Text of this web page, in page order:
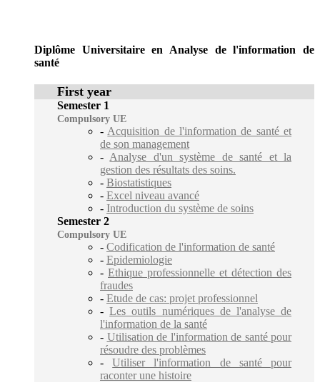
Diplôme Universitaire en Analyse de l'information de
santé
First year
Semester 1
Compulsory UE
- Acquisition de l'information de santé et
de son management
- Analyse d'un système de santé et la
gestion des résultats des soins.
- Biostatistiques
- Excel niveau avancé
- Introduction du système de soins
Semester 2
Compulsory UE
- Codification de l'information de santé
- Epidemiologie
- Ethique professionnelle et détection des
fraudes
- Etude de cas: projet professionnel
-Les outils numériques de l'analyse de
l'information de la santé
- Utilisation de l'information de santé pour
résoudre des problèmes
-Utiliser l'information de santé pour
raconter une histoire